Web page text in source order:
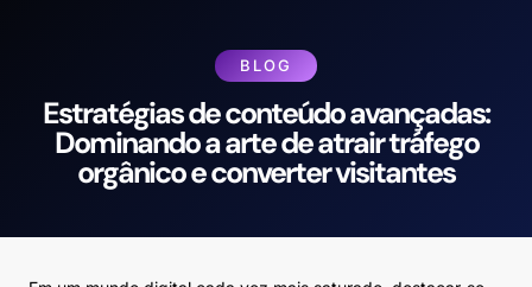
BLOG
Estratégias de conteúdo avançadas:
Dominando a arte de atrair tráfego
orgânico e converter visitantes